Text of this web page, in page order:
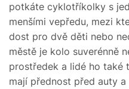
potkáte cyklotříkolky s
menšími vepředu, mezi
dost pro dvě děti nebo
městě je kolo suverénně
prostředek a lidé ho také
mají přednost před auty